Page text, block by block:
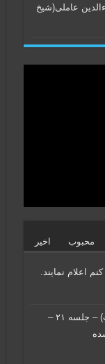
عاملی‌(شیخ
اخیر محبوب
اعلام نمایند.
تدریس منطق جدید (منطق جملات) – جلسه ۲۱ –